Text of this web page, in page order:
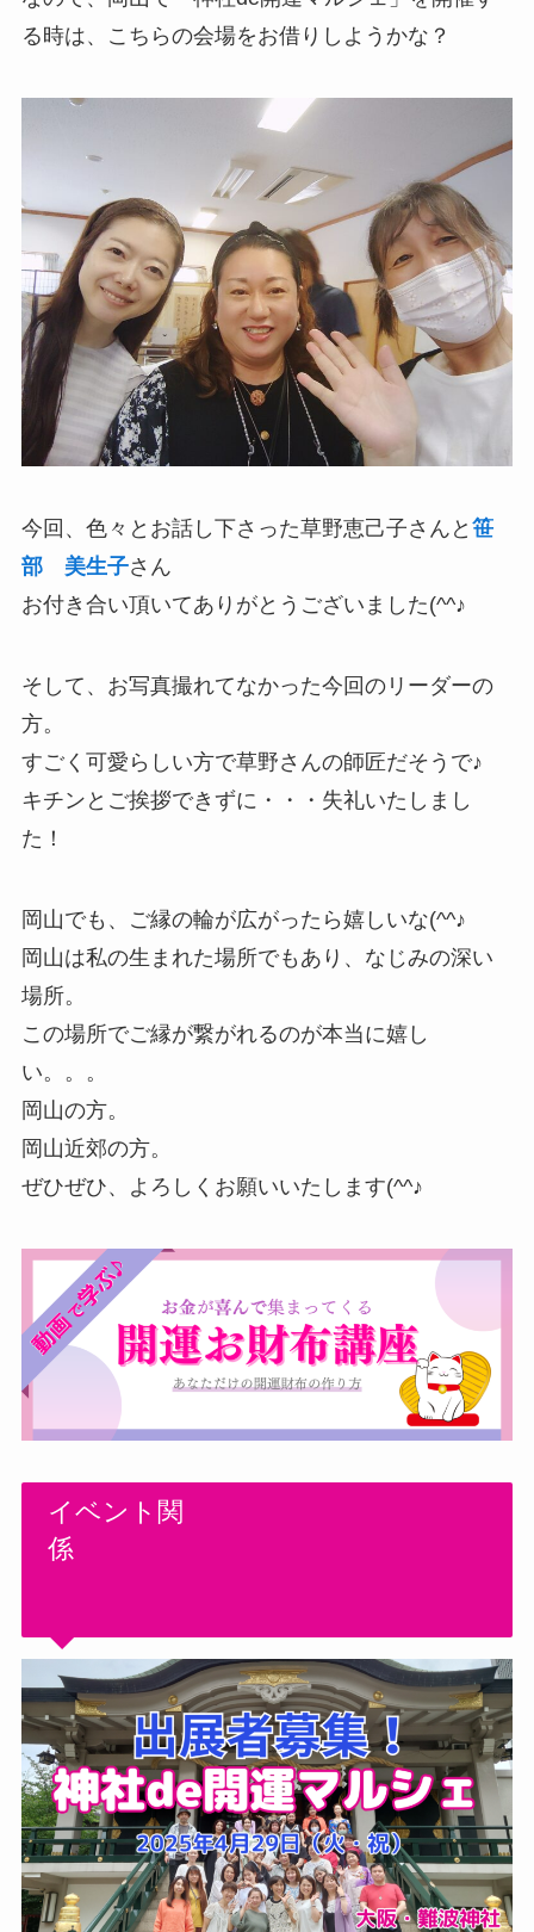
る時は、こちらの会場をお借りしようかな？
今回、色々とお話し下さった草野恵己子さんと 笹
部 美生子さん
お付き合い頂いてありがとうございました(^^♪
そして、お写真撮れてなかった今回のリーダーの
方。
すごく可愛らしい方で草野さんの師匠だそうで♪
キチンとご挨拶できずに・・・失礼いたしまし
た！
岡山でも、ご縁の輪が広がったら嬉しいな(^^♪
岡山は私の生まれた場所でもあり、なじみの深い
場所。
この場所でご縁が繋がれるのが本当に嬉し
い。。。
岡山の方。
岡山近郊の方。
ぜひぜひ、よろしくお願いいたします(^^♪
イベント関
係